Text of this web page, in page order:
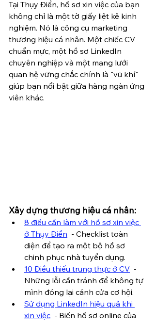
Tại Thụy Điển, hồ sơ xin việc của bạn
không chỉ là một tờ giấy liệt kê kinh
nghiệm. Nó là công cụ marketing
thương hiệu cá nhân. Một chiếc CV
chuẩn mực, một hồ sơ LinkedIn
chuyên nghiệp và một mạng lưới
quan hệ vững chắc chính là "vũ khí"
giúp bạn nổi bật giữa hàng ngàn ứng
viên khác.
Xây dựng thương hiệu cá nhân:
8 điều cần làm với hồ sơ xin việc
ở Thụy Điển
  - Checklist toàn
diện để tạo ra một bộ hồ sơ
chinh phục nhà tuyển dụng.
10 Điều thiếu trung thực ở CV
  -
Những lỗi cần tránh để không tự
mình đóng lại cánh cửa cơ hội.
Sử dụng LinkedIn hiệu quả khi
xin việc
  - Biến hồ sơ online của